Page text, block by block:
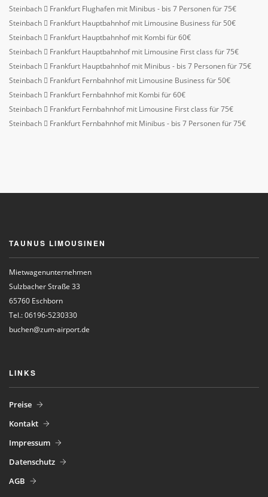
Steinbach
Frankfurt Flughafen mit Minibus - bis 7 Personen für 75€
Steinbach
Frankfurt Hauptbahnhof mit Limousine Business für 50€
Steinbach
Frankfurt Hauptbahnhof mit Kombi für 60€
Steinbach
Frankfurt Hauptbahnhof mit Limousine First class für 75€
Steinbach
Frankfurt Hauptbahnhof mit Minibus - bis 7 Personen für 75€
Steinbach
Frankfurt Fernbahnhof mit Limousine Business für 50€
Steinbach
Frankfurt Fernbahnhof mit Kombi für 60€
Steinbach
Frankfurt Fernbahnhof mit Limousine First class für 75€
Steinbach
Frankfurt Fernbahnhof mit Minibus - bis 7 Personen für 75€
TAUNUS LIMOUSINEN
Mietwagenunternehmen
Sulzbacher Straße 33
65760 Eschborn
Tel.: 06196-5230330
buchen@zum-airport.de
LINKS
Preise
Kontakt
Impressum
Datenschutz
AGB